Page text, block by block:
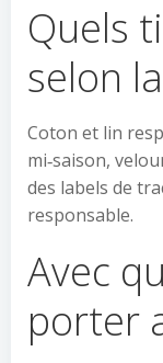
Quels
selon
Coton et lin
mi‑saison,
des labels de
responsable.
Avec
porter